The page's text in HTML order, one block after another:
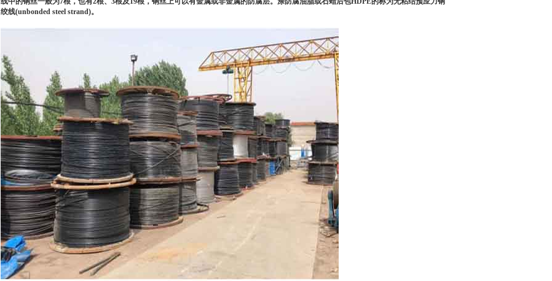
绞线(unbonded steel strand)。